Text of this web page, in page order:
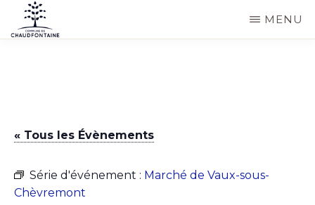
Passer
au
commune
Chaudfontaine
MENU
« Tous les Évènements
Série d'événement : Marché de Vaux-sous-
Chèvremont